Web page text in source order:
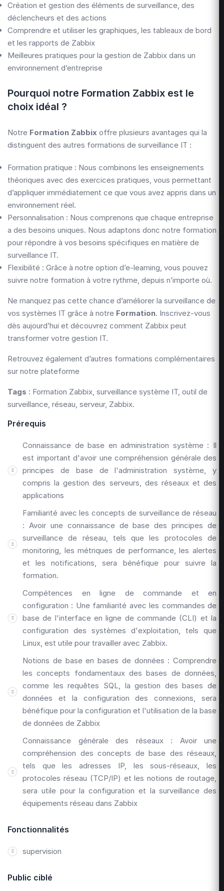
Création et gestion des éléments de surveillance, des
déclencheurs et des actions
Comprendre et utiliser les graphiques, les tableaux de bord
et les rapports de Zabbix
Meilleures pratiques pour la gestion de Zabbix dans un
environnement d’entreprise
Pourquoi notre Formation Zabbix est le
choix idéal ?
Notre Formation Zabbix offre plusieurs avantages qui la
distinguent des autres formations de surveillance IT :
Formation pratique : Nous combinons les enseignements
théoriques avec des exercices pratiques, vous permettant
d’appliquer immédiatement ce que vous avez appris dans un
environnement réel.
Personnalisation : Nous comprenons que chaque entreprise
a des besoins uniques. Nous adaptons donc notre formation
pour répondre à vos besoins spécifiques en matière de
surveillance IT.
Flexibilité : Grâce à notre option d’e-learning, vous pouvez
suivre notre formation à votre rythme, depuis n’importe où.
Ne manquez pas cette chance d’améliorer la surveillance de
vos systèmes IT grâce à notre Formation. Inscrivez-vous
dès aujourd’hui et découvrez comment Zabbix peut
transformer votre gestion IT.
Retrouvez également d’autres formations complémentaires
sur notre plateforme
Tags : Formation Zabbix, surveillance système IT, outil de
surveillance, réseau, serveur, Zabbix.
Prérequis
Connaissance de base en administration système : Il
est important d'avoir une compréhension générale des
principes de base de l'administration système, y
compris la gestion des serveurs, des réseaux et des
applications
Familiarité avec les concepts de surveillance de réseau
: Avoir une connaissance de base des principes de
surveillance de réseau, tels que les protocoles de
monitoring, les métriques de performance, les alertes
et les notifications, sera bénéfique pour suivre la
formation.
Compétences en ligne de commande et en
configuration : Une familiarité avec les commandes de
base de l'interface en ligne de commande (CLI) et la
configuration des systèmes d'exploitation, tels que
Linux, est utile pour travailler avec Zabbix.
Notions de base en bases de données : Comprendre
les concepts fondamentaux des bases de données,
comme les requêtes SQL, la gestion des bases de
données et la configuration des connexions, sera
bénéfique pour la configuration et l'utilisation de la base
de données de Zabbix
Connaissance générale des réseaux : Avoir une
compréhension des concepts de base des réseaux,
tels que les adresses IP, les sous-réseaux, les
protocoles réseau (TCP/IP) et les notions de routage,
sera utile pour la configuration et la surveillance des
équipements réseau dans Zabbix
Fonctionnalités
supervision
Public ciblé